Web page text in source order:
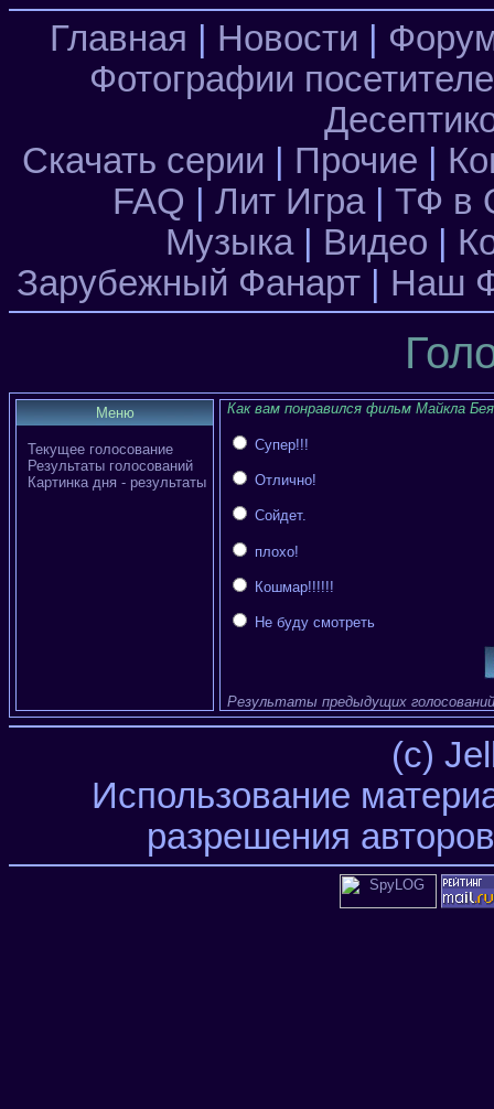
Главная Новости
Фотографии
Скачать серии
Прочие
FAQ
Лит Игра| ТФ в
Музыка| Видео
Зарубежный Фанарт
Наш
Меню
Текущее голосование
Результаты голосований
Картинка дня - результаты
Как вам понравился фильм Майкла
Супер!!!
Отлично!
Сойдет.
плохо!
Кошмар!!!!!!
Не буду смотреть
Результаты предыдущих голосований
(c)
Использование
разрешения